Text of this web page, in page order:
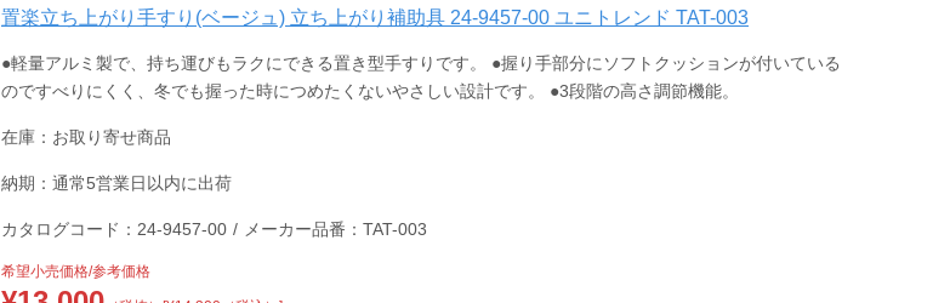
置楽立ち上がり手すり(ベージュ) 立ち上がり補助具 24-9457-00 ユニトレンド TAT-003
●軽量アルミ製で、持ち運びもラクにできる置き型手すりです。 ●握り手部分にソフトクッションが付いている
のですべりにくく、冬でも握った時につめたくないやさしい設計です。 ●3段階の高さ調節機能。
在庫：お取り寄せ商品
納期：通常5営業日以内に出荷
カタログコード：24-9457-00 / メーカー品番：TAT-003
希望小売価格/参考価格